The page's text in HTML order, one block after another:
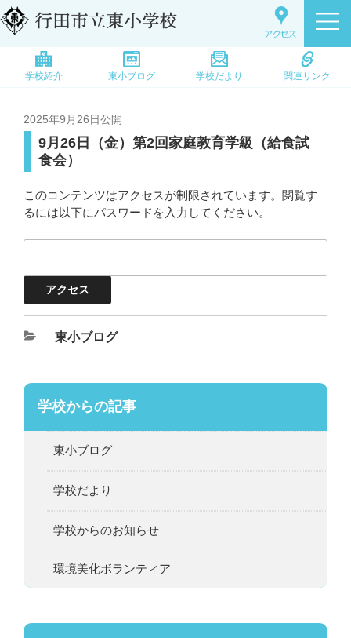
学校紹介 東小ブログ 学校だより 関連リンク
2025年9月26日公開
9月26日（金）第2回家庭教育学級（給食試
食会）
このコンテンツはアクセスが制限されています。閲覧す
るには以下にパスワードを入力してください。
東小ブログ
学校からの記事
東小ブログ
学校だより
学校からのお知らせ
環境美化ボランティア